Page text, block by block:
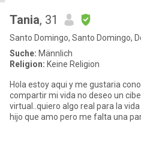
Tania, 31
Santo Domingo, Santo Domingo,
Suche: Männlich
Religion: Keine Religion
Hola estoy aqui y me gustaria
compartir mi vida no deseo un
virtual..quiero algo real para la
hijo que amo pero me falta una